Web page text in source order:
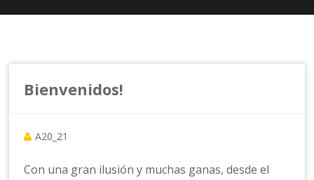
Bienvenidos!
A20_21
Con una gran ilusión y muchas ganas, desde el